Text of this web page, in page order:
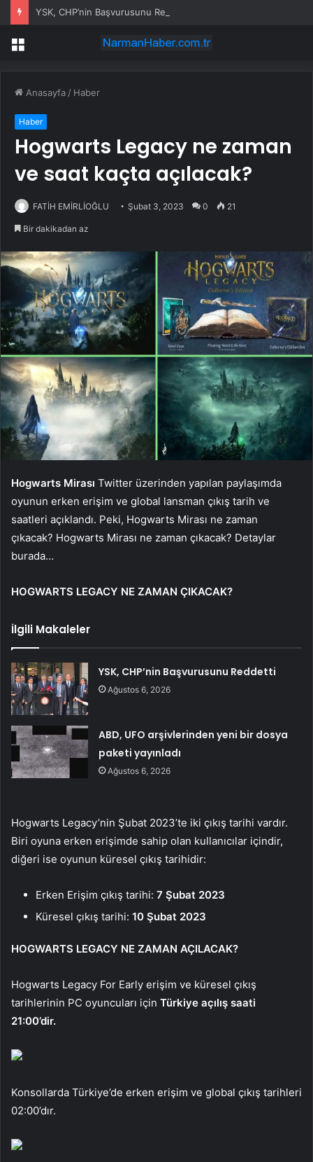
YSK, CHP’nin Başvurusunu Reddetti
Menü
Anasayfa / Haber
Haber
Hogwarts Legacy ne zaman
ve saat kaçta açılacak?
FATİH EMİRLİOĞLU Şubat 3, 2023 0 21
Bir dakikadan az
Hogwarts Mirası Twitter üzerinden yapılan paylaşımda
oyunun erken erişim ve global lansman çıkış tarih ve
saatleri açıklandı. Peki, Hogwarts Mirası ne zaman
çıkacak? Hogwarts Mirası ne zaman çıkacak? Detaylar
burada…
HOGWARTS LEGACY NE ZAMAN ÇIKACAK?
İlgili Makaleler
YSK, CHP’nin Başvurusunu Reddetti
Ağustos 6, 2026
ABD, UFO arşivlerinden yeni bir dosya
paketi yayınladı
Ağustos 6, 2026
Hogwarts Legacy’nin Şubat 2023’te iki çıkış tarihi vardır.
Biri oyuna erken erişimde sahip olan kullanıcılar içindir,
diğeri ise oyunun küresel çıkış tarihidir:
Erken Erişim çıkış tarihi: 7 Şubat 2023
Küresel çıkış tarihi: 10 Şubat 2023
HOGWARTS LEGACY NE ZAMAN AÇILACAK?
Hogwarts Legacy For Early erişim ve küresel çıkış
tarihlerinin PC oyuncuları için Türkiye açılış saati
21:00’dir.
Konsollarda Türkiye’de erken erişim ve global çıkış tarihleri
​​02:00’dır.